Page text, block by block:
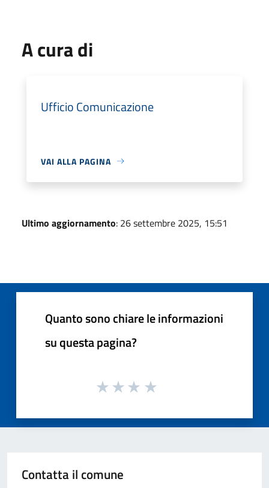
A cura di
Ufficio Comunicazione
VAI ALLA PAGINA
Ultimo aggiornamento: 26 settembre 2025, 15:51
Quanto sono chiare le informazioni
su questa pagina?
Contatta il comune